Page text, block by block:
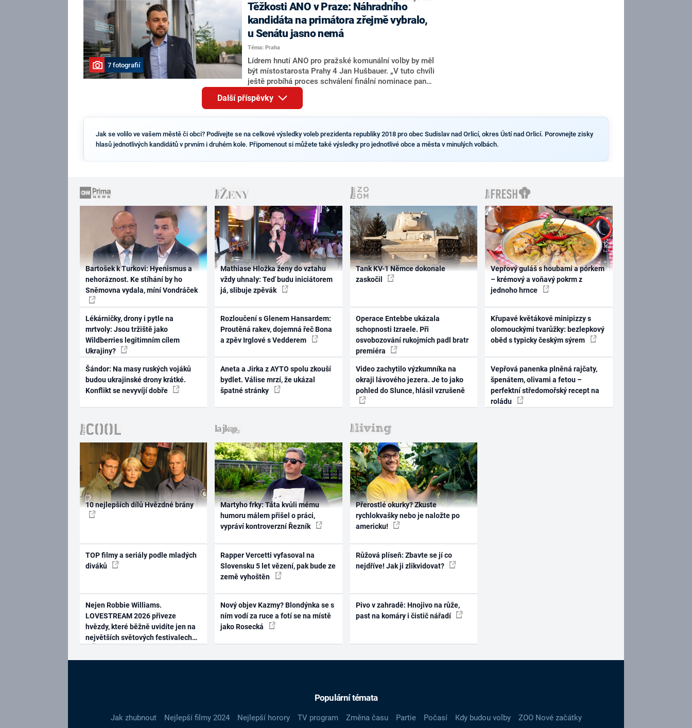
tom, koho by do bitvy o Hrad mohla vyslat současná
koalice. Někteří političtí komentátoři znovu vytahují
jméno premiéra Andreje Babiše (ANO). Jak moc je
pravděpodobné, že se v prezidentských volbách 2028
bude znovu opakovat souboj z roku 2023?
7 fotografií
Těžkosti ANO v Praze: Náhradního
kandidáta na primátora zřejmě vybralo,
u Senátu jasno nemá
Téma: Praha
Lídrem hnutí ANO pro pražské komunální volby by měl
být místostarosta Prahy 4 Jan Hušbauer. „V tuto chvíli
ještě probíhá proces schválení finální nominace pana
Jana Hušbauera Výborem hnutí ANO,“ uvedl pro
redakci místopředseda pražského ANO Martin
Benkovič. O Hušbauerovi se spekulovalo jako o
rezignoval po sérii nejasností v majetkových
přiznáních a pořizování bytů Ondřej Prokop. Zároveň
dvou ze tří pražských obvodů do horní komory
Další příspěvky
Jak se volilo ve vašem městě či obci? Podívejte se na celkové výsledky voleb prezidenta republiky 2018 pro obec Sudislav nad Orlicí, okres Ústí nad Orlicí. Porovnejte zisky
hlasů jednotlivých kandidátů v prvním i druhém kole. Připomenout si můžete také výsledky pro jednotlivé obce a města v minulých volbách.
Bartošek k Turkovi: Hyenismus a
nehoráznost. Ke stíhání by ho
Sněmovna vydala, míní Vondráček
Lékárničky, drony i pytle na
mrtvoly: Jsou tržiště jako
Wildberries legitimním cílem
Ukrajiny?
Šándor: Na masy ruských vojáků
budou ukrajinské drony krátké.
Konflikt se nevyvíjí dobře
Mathiase Hložka ženy do vztahu
vždy uhnaly: Teď budu iniciátorem
já, slibuje zpěvák
Rozloučení s Glenem Hansardem:
Proutěná rakev, dojemná řeč Bona
a zpěv Irglové s Vedderem
Aneta a Jirka z AYTO spolu zkouší
bydlet. Válise mrzí, že ukázal
špatné stránky
Tank KV-1 Němce dokonale
zaskočil
Operace Entebbe ukázala
schopnosti Izraele. Při
osvobozování rukojmích padl bratr
premiéra
Video zachytilo výzkumníka na
okraji lávového jezera. Je to jako
pohled do Slunce, hlásil vzrušeně
Vepřový guláš s houbami a pórkem
– krémový a voňavý pokrm z
jednoho hrnce
Křupavé květákové minipizzy s
olomouckými tvarůžky: bezlepkový
oběd s typicky českým sýrem
Vepřová panenka plněná rajčaty,
špenátem, olivami a fetou –
perfektní středomořský recept na
roládu
10 nejlepších dílů Hvězdné brány
TOP filmy a seriály podle mladých
diváků
Nejen Robbie Williams.
LOVESTREAM 2026 přiveze
hvězdy, které běžně uvidíte jen na
největších světových festivalech
Martyho frky: Táta kvůli mému
humoru málem přišel o práci,
vypráví kontroverzní Řezník
Rapper Vercetti vyfasoval na
Slovensku 5 let vězení, pak bude ze
země vyhoštěn
Nový objev Kazmy? Blondýnka se s
ním vodí za ruce a fotí se na místě
jako Rosecká
Přerostlé okurky? Zkuste
rychlokvašky nebo je naložte po
americku!
Růžová plíseň: Zbavte se jí co
nejdříve! Jak ji zlikvidovat?
Pivo v zahradě: Hnojivo na růže,
past na komáry i čistič nářadí
Populární témata
Jak zhubnout Nejlepší filmy 2024 Nejlepší horory TV program Změna času Partie Počasí Kdy budou volby ZOO Nové začátky